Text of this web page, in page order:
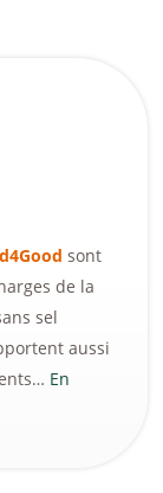
sont
de la
sel
aussi
En